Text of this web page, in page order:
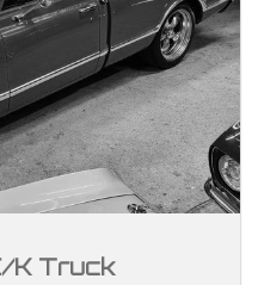
K Truck